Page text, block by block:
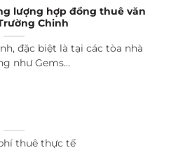
lượng hợp đồng thuê văn
Chinh
đặc biệt là tại các tòa nhà
như Gems...
thuê thực tế